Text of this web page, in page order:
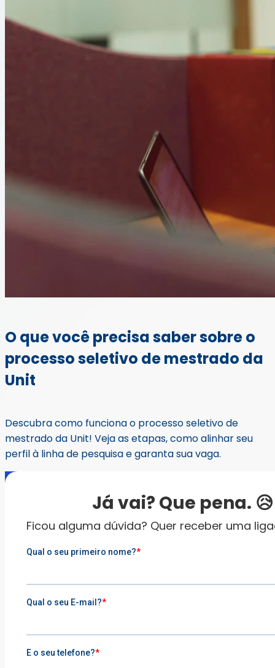
O que você precisa saber sobre o
processo seletivo de mestrado da
Unit
Descubra como funciona o processo seletivo de
mestrado da Unit! Veja as etapas, como alinhar seu
perfil à linha de pesquisa e garanta sua vaga.
Já vai? Que pena. 😥
Ficou alguma dúvida? Quer receber uma
ESTUDE NA UNIT
Seu mundo mais completo.